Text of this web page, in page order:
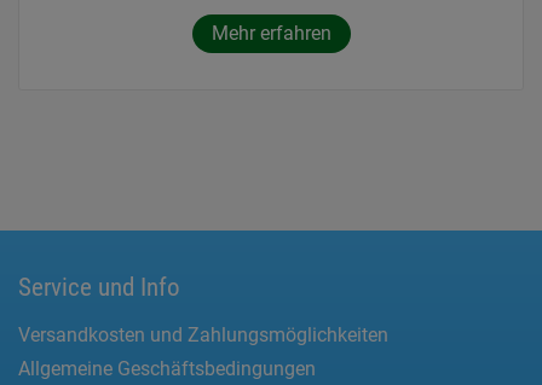
Mehr erfahren
Service und Info
Versandkosten und Zahlungsmöglichkeiten
Allgemeine Geschäftsbedingungen